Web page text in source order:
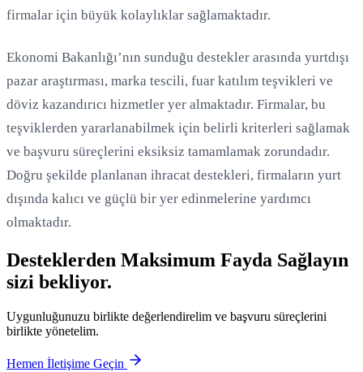
firmalar için büyük kolaylıklar sağlamaktadır.
Ekonomi Bakanlığı’nın sunduğu destekler arasında yurtdışı
pazar araştırması, marka tescili, fuar katılım teşvikleri ve
döviz kazandırıcı hizmetler yer almaktadır. Firmalar, bu
teşviklerden yararlanabilmek için belirli kriterleri sağlamak
ve başvuru süreçlerini eksiksiz tamamlamak zorundadır.
Doğru şekilde planlanan ihracat destekleri, firmaların yurt
dışında kalıcı ve güçlü bir yer edinmelerine yardımcı
olmaktadır.
Desteklerden Maksimum Fayda Sağlayın
sizi bekliyor.
Uygunluğunuzu birlikte değerlendirelim ve başvuru süreçlerini
birlikte yönetelim.
Hemen İletişime Geçin